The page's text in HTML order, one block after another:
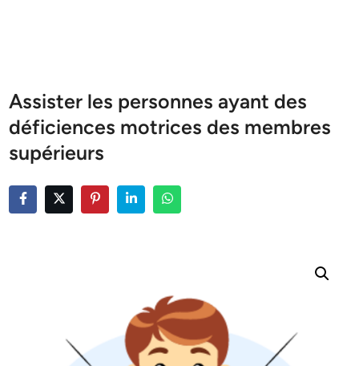
Assister les personnes ayant des
déficiences motrices des membres
supérieurs